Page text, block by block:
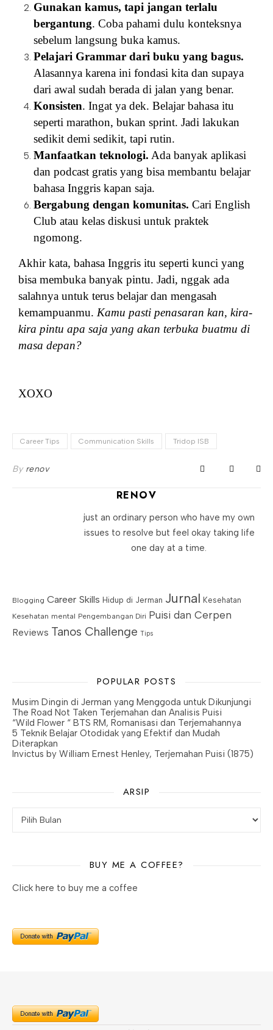
Gunakan kamus, tapi jangan terlalu
bergantung. Coba pahami dulu konteksnya
sebelum langsung buka kamus.
Pelajari Grammar dari buku yang bagus.
Alasannya karena ini fondasi kita dan supaya
dari awal sudah berada di jalan yang benar.
Konsisten. Ingat ya dek. Belajar bahasa itu
seperti marathon, bukan sprint. Jadi lakukan
sedikit demi sedikit, tapi rutin.
Manfaatkan teknologi. Ada banyak aplikasi
dan podcast gratis yang bisa membantu belajar
bahasa Inggris kapan saja.
Bergabung dengan komunitas. Cari English
Club atau kelas diskusi untuk praktek
ngomong.
Akhir kata, bahasa Inggris itu seperti kunci yang
bisa membuka banyak pintu. Jadi, nggak ada
salahnya untuk terus belajar dan mengasah
kemampuanmu. Kamu pasti penasaran kan, kira-
kira pintu apa saja yang akan terbuka buatmu di
masa depan?
XOXO
Career Tips Communication Skills Tridop ISB
By renov
RENOV
just an ordinary person who have my own
issues to resolve but feel okay taking life
one day at a time.
Blogging Career Skills Hidup di Jerman Jurnal Kesehatan
Kesehatan mental Pengembangan Diri Puisi dan Cerpen
Reviews Tanos Challenge Tips
POPULAR POSTS
Musim Dingin di Jerman yang Menggoda untuk Dikunjungi
The Road Not Taken Terjemahan dan Analisis Puisi
“Wild Flower “ BTS RM, Romanisasi dan Terjemahannya
5 Teknik Belajar Otodidak yang Efektif dan Mudah
Diterapkan
Invictus by William Ernest Henley, Terjemahan Puisi (1875)
ARSIP
BUY ME A COFFEE?
Click here to buy me a coffee